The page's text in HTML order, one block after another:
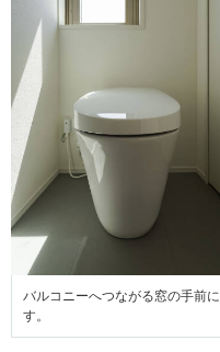
バルコニーへつながる窓の手前
す。